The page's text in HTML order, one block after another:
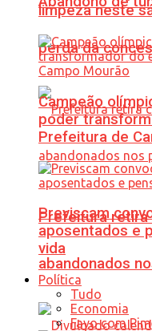
perda da
Prefeitura retira
abandonados
limpeza neste
Campeão
poder
Prefeitura de
Previscam
aposentados e
vida
Política
Tudo
Economia
Favo com